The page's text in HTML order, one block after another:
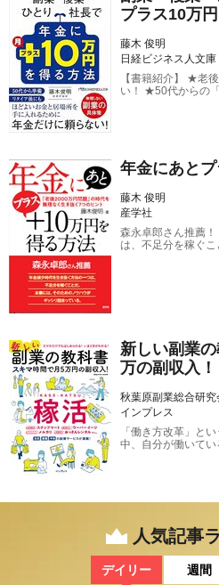
プラス10万
藤木 俊明
日経ビジネス人文庫
【書籍紹介】 ★老
い！ ★50代からの
年金にあと
藤木 俊明
産学社
森永卓郎さん推薦
は、不足分を稼ぐ
新しい副業
万の副収入！
秋葉原副業総合研究
インプレス
「働き方改革」と
中、自分が働いて
人気記事
デイリー 週間